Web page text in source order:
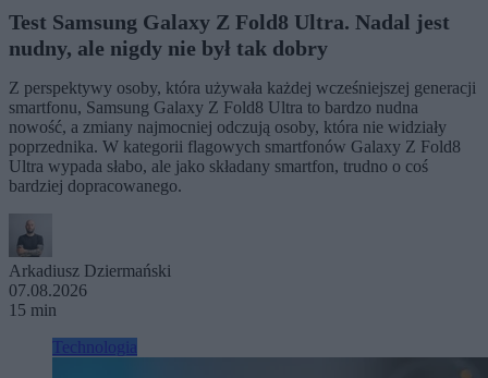
Test Samsung Galaxy Z Fold8 Ultra. Nadal jest
nudny, ale nigdy nie był tak dobry
Z perspektywy osoby, która używała każdej wcześniejszej generacji
smartfonu, Samsung Galaxy Z Fold8 Ultra to bardzo nudna
nowość, a zmiany najmocniej odczują osoby, która nie widziały
poprzednika. W kategorii flagowych smartfonów Galaxy Z Fold8
Ultra wypada słabo, ale jako składany smartfon, trudno o coś
bardziej dopracowanego.
Arkadiusz Dziermański
07.08.2026
15 min
Technologia